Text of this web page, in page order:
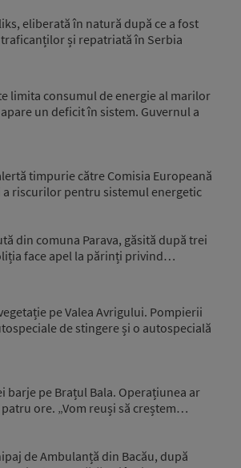
eliberată în natură după ce a fost
și repatriată în Serbia
limita consumul de energie al marilor
un deficit în sistem. Guvernul a
timpurie către Comisia Europeană
a riscurilor pentru sistemul energetic
din comuna Parava, găsită după trei
face apel la părinți privind…
pe Valea Avrigului. Pompierii
de stingere și o autospecială
barje pe Brațul Bala. Operațiunea ar
ore. „Vom reuși să creștem…
de Ambulanță din Bacău, după